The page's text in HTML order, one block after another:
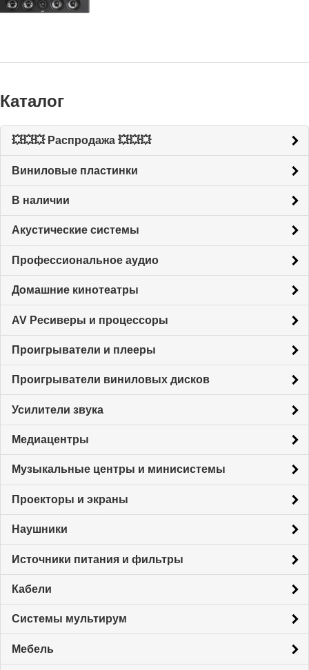
Каталог
💥💥💥 Распродажа 💥💥💥
Виниловые пластинки
В наличии
Акустические системы
Профессиональное аудио
Домашние кинотеатры
AV Ресиверы и процессоры
Проигрыватели и плееры
Проигрыватели виниловых дисков
Усилители звука
Медиацентры
Музыкальные центры и минисистемы
Проекторы и экраны
Наушники
Источники питания и фильтры
Кабели
Системы мультирум
Мебель